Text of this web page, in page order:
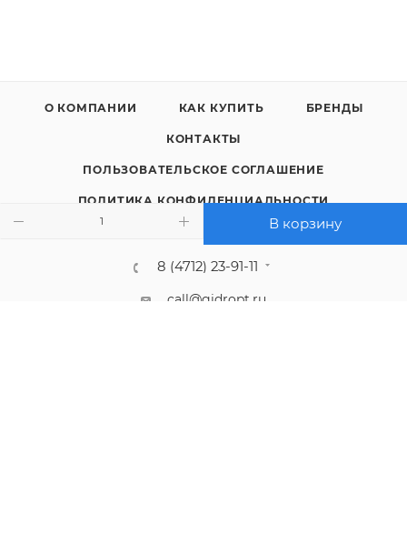
В корзину
О КОМПАНИИ КАК КУПИТЬ БРЕНДЫ
КОНТАКТЫ
ПОЛЬЗОВАТЕЛЬСКОЕ СОГЛАШЕНИЕ
ПОЛИТИКА КОНФИДЕНЦИАЛЬНОСТИ
8 (4712) 23-91-11
call@gidropt.ru